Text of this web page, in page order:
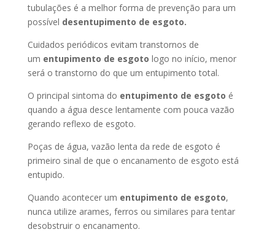
tubulações é a melhor forma de prevenção para um
possível desentupimento de esgoto.
Cuidados periódicos evitam transtornos de
um entupimento de esgoto logo no início, menor
será o transtorno do que um entupimento total.
O principal sintoma do entupimento de esgoto é
quando a água desce lentamente com pouca vazão
gerando reflexo de esgoto.
Poças de água, vazão lenta da rede de esgoto é
primeiro sinal de que o encanamento de esgoto está
entupido.
Quando acontecer um entupimento de esgoto,
nunca utilize arames, ferros ou similares para tentar
desobstruir o encanamento.